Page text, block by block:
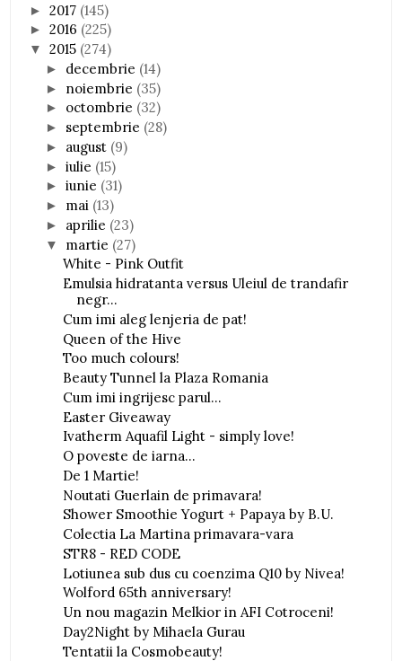
►2017 (145)
►2016 (225)
▼2015 (274)
► decembrie (14)
► noiembrie (35)
► octombrie (32)
► septembrie (28)
► august (9)
►iulie (15)
►iunie (31)
► mai (13)
► aprilie (23)
▼ martie (27)
White - Pink Outfit
Emulsia hidratanta versus Uleiul de trandafir
negr...
Cum imi aleg lenjeria de pat!
Queen of the Hive
Too much colours!
Beauty Tunnel la Plaza Romania
Cum imi ingrijesc parul...
Easter Giveaway
Ivatherm Aquafil Light - simply love!
O poveste de iarna...
De 1 Martie!
Noutati Guerlain de primavara!
Shower Smoothie Yogurt + Papaya by B.U.
Colectia La Martina primavara-vara
STR8 - RED CODE
Lotiunea sub dus cu coenzima Q10 by Nivea!
Wolford 65th anniversary!
Un nou magazin Melkior in AFI Cotroceni!
Day2Night by Mihaela Gurau
Tentatii la Cosmobeauty!